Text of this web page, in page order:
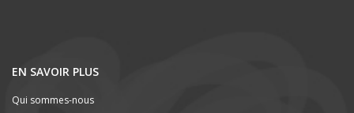
EN SAVOIR PLUS
Qui sommes-nous